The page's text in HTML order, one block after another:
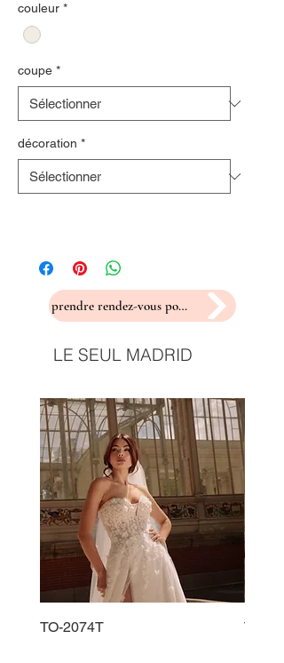
couleur *
coupe *
décoration *
prendre rendez-vous pour un essayage
LE SEUL MADRID
TO-2074T TO-